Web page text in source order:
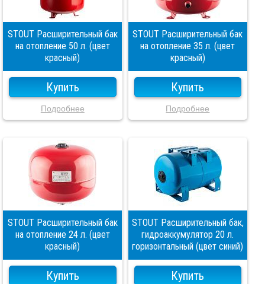
STOUT Расширительный бак
на отопление 50 л. (цвет
красный)
Купить
Подробнее
STOUT Расширительный бак
на отопление 35 л. (цвет
красный)
Купить
Подробнее
STOUT Расширительный бак
на отопление 24 л. (цвет
красный)
Купить
STOUT Расширительный бак,
гидроаккумулятор 20 л.
горизонтальный (цвет синий)
Купить